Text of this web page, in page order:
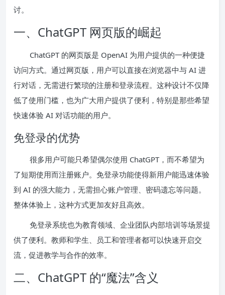
讨。
一、ChatGPT 网页版的崛起
ChatGPT 的网页版是 OpenAI 为用户提供的一种便捷
访问方式。通过网页版，用户可以直接在浏览器中与 AI 进
行对话，无需进行繁琐的注册和登录流程。这种设计不仅降
低了使用门槛，也为广大用户提供了便利，特别是那些希望
快速体验 AI 对话功能的用户。
免登录的优势
很多用户可能只希望偶尔使用 ChatGPT，而不希望为
了短期使用而注册账户。免登录功能使得新用户能迅速体验
到 AI 的强大能力，无需担心账户管理、密码遗忘等问题。
整体体验上，这种方式更加友好且高效。
免登录系统也为教育领域、企业团队内部培训等场景提
供了便利。教师和学生、员工和管理者都可以快速开启交
流，促进教学与合作的效率。
二、ChatGPT 的“魔法”含义